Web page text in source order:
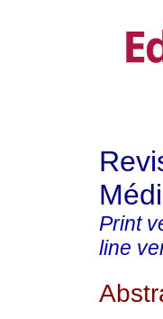
Print
line